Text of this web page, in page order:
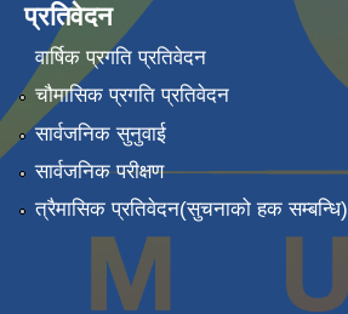
प्रतिवेदन
वार्षिक प्रगति प्रतिवेदन
चौमासिक प्रगति प्रतिवेदन
सार्वजनिक सुनुवाई
सार्वजनिक परीक्षण
त्रैमासिक प्रतिवेदन(सुचनाको हक सम्बन्धि)